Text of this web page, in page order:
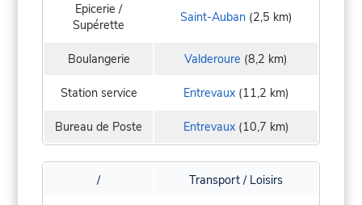
Epicerie /
Supérette
Saint-Auban(2,5 km)
Boulangerie Valderoure (8,2 km)
Station service Entrevaux(11,2 km)
Bureau de Poste Entrevaux(10,7 km)
/ Transport / Loisirs